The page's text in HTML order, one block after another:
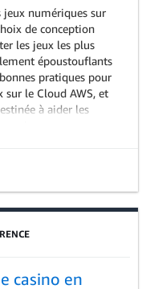
jeux numériques sur
de conception
les jeux les plus
époustouflants
pratiques pour
sur le Cloud AWS, et
à aider les
casino en